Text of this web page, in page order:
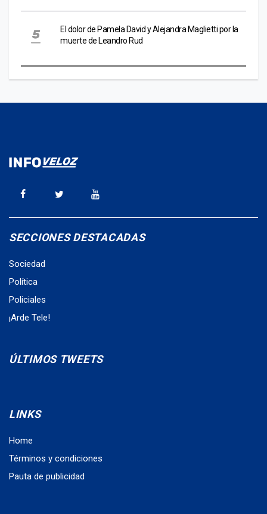
El dolor de Pamela David y Alejandra Maglietti por la
muerte de Leandro Rud
SECCIONES DESTACADAS
Sociedad
Política
Policiales
¡Arde Tele!
ÚLTIMOS TWEETS
LINKS
Home
Términos y condiciones
Pauta de publicidad